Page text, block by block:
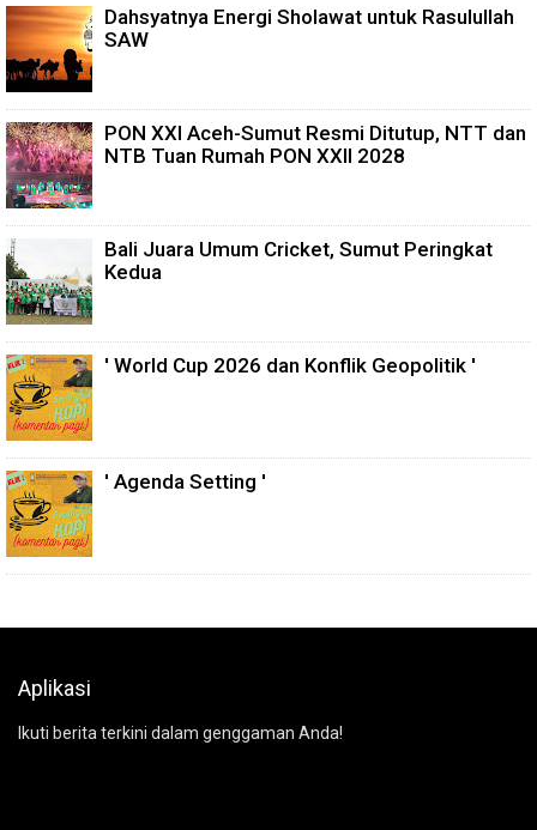
Dahsyatnya Energi Sholawat untuk Rasulullah
SAW
PON XXI Aceh-Sumut Resmi Ditutup, NTT dan
NTB Tuan Rumah PON XXII 2028
Bali Juara Umum Cricket, Sumut Peringkat
Kedua
' World Cup 2026 dan Konflik Geopolitik '
' Agenda Setting '
Aplikasi
Ikuti berita terkini dalam genggaman Anda!